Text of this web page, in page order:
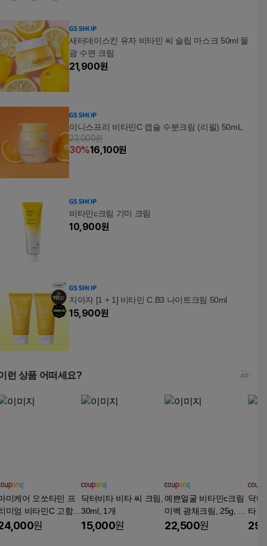
새터데이스킨 유자 비타민 씨 슬립 마스크 50ml 물
광 수면 크림
21,900원
이니스프리 비타민C 캡슐 수분크림 (리필) 50mL
23,000원
30%16,100원
비타민c크림 기미 크림
10,900원
지아자 [1 + 1] 비타민 C.B3 나이트크림 50ml
15,900원
런 상품 어떠세요?
미케어 오쏘타민 프
미엄 비타민C 고함량
미 미백 토닝 명품 크
원
닥터비타 비타 씨 크림,
30ml, 1개
15,000원
예쁜얼굴 비타민c크림
미백 광채크림, 25g, 10
개
22,500원
닥터
타